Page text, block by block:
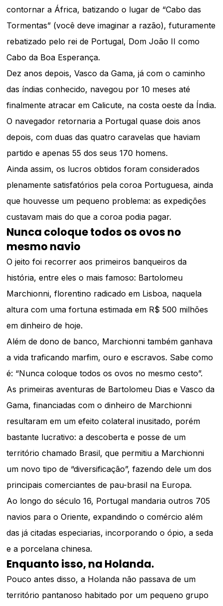
contornar a África, batizando o lugar de “Cabo das
Tormentas” (você deve imaginar a razão), futuramente
rebatizado pelo rei de Portugal, Dom João II como
Cabo da Boa Esperança.
Dez anos depois, Vasco da Gama, já com o caminho
das índias conhecido, navegou por 10 meses até
finalmente atracar em Calicute, na costa oeste da Índia.
O navegador retornaria a Portugal quase dois anos
depois, com duas das quatro caravelas que haviam
partido e apenas 55 dos seus 170 homens.
Ainda assim, os lucros obtidos foram considerados
plenamente satisfatórios pela coroa Portuguesa, ainda
que houvesse um pequeno problema: as expedições
custavam mais do que a coroa podia pagar.
Nunca coloque todos os ovos no
mesmo navio
O jeito foi recorrer aos primeiros banqueiros da
história, entre eles o mais famoso: Bartolomeu
Marchionni, florentino radicado em Lisboa, naquela
altura com uma fortuna estimada em R$ 500 milhões
em dinheiro de hoje.
Além de dono de banco, Marchionni também ganhava
a vida traficando marfim, ouro e escravos. Sabe como
é: “Nunca coloque todos os ovos no mesmo cesto”.
As primeiras aventuras de Bartolomeu Dias e Vasco da
Gama, financiadas com o dinheiro de Marchionni
resultaram em um efeito colateral inusitado, porém
bastante lucrativo: a descoberta e posse de um
território chamado Brasil, que permitiu a Marchionni
um novo tipo de “diversificação”, fazendo dele um dos
principais comerciantes de pau-brasil na Europa.
Ao longo do século 16, Portugal mandaria outros 705
navios para o Oriente, expandindo o comércio além
das já citadas especiarias, incorporando o ópio, a seda
e a porcelana chinesa.
Enquanto isso, na Holanda.
Pouco antes disso, a Holanda não passava de um
território pantanoso habitado por um pequeno grupo